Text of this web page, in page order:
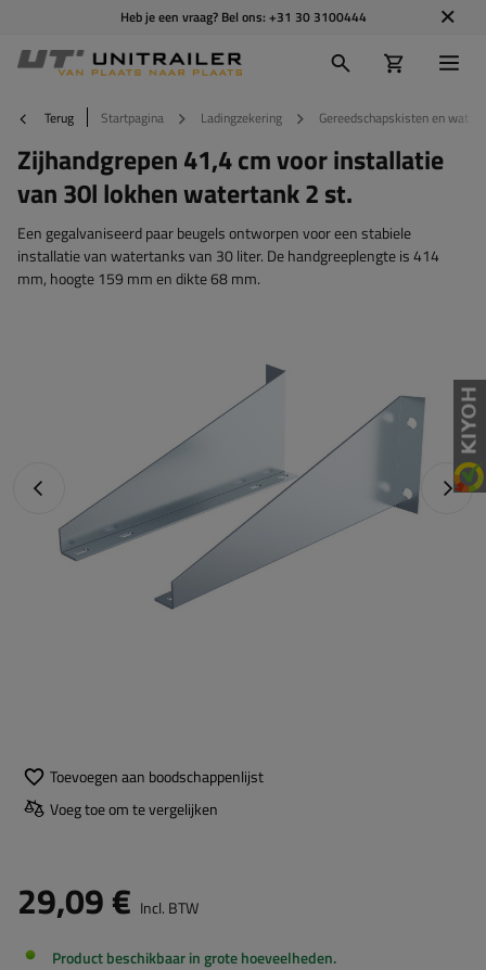
Heb je een vraag? Bel ons: +31 30 3100444
Terug Startpagina Ladingzekering Gereedschapskisten en
Zijhandgrepen 41,4 cm voor installatie
van 30l lokhen watertank 2 st.
Een gegalvaniseerd paar beugels ontworpen voor een stabiele
installatie van watertanks van 30 liter. De handgreeplengte is 414
mm, hoogte 159 mm en dikte 68 mm.
Vorige foto
Toevoegen aan boodschappenlijst
Voeg toe om te vergelijken
29,09 € Incl. BTW
Product beschikbaar in grote hoeveelheden